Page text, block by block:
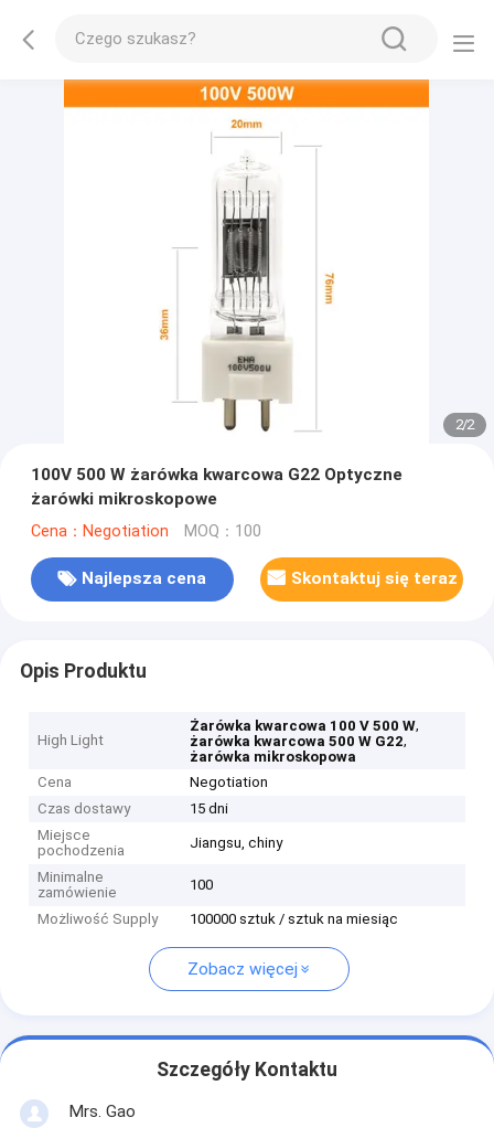
2/2
100V 500 W żarówka kwarcowa G22 Optyczne
żarówki mikroskopowe
Cena：Negotiation MOQ：100
Najlepsza cena Skontaktuj się teraz
Opis Produktu
High Light
Żarówka kwarcowa 100 V 500 W,
żarówka kwarcowa 500 W G22,
żarówka mikroskopowa
Cena
Negotiation
Czas dostawy
15 dni
Miejsce
pochodzenia
Jiangsu, chiny
Minimalne
zamówienie
100
Możliwość Supply 100000 sztuk / sztuk na miesiąc
Zobacz więcej
Szczegóły Kontaktu
Mrs. Gao